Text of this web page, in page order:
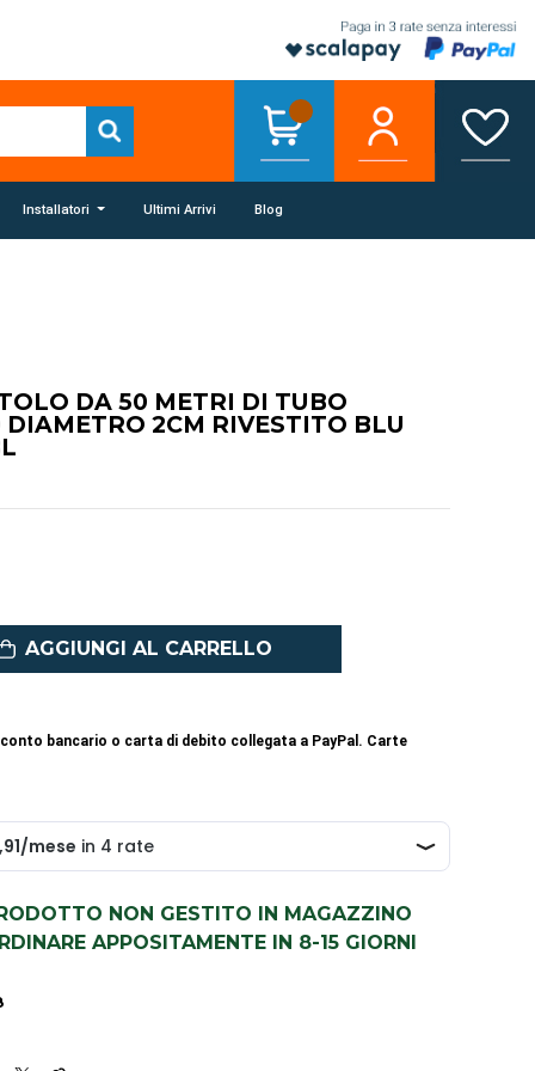
Installatori Ultimi Arrivi Blog
DA 50 METRI DI TUBO
2CM RIVESTITO BLU
AGGIUNGI AL CARRELLO
conto bancario o carta di debito collegata a PayPal. Carte
NON GESTITO IN MAGAZZINO
APPOSITAMENTE IN 8-15 GIORNI